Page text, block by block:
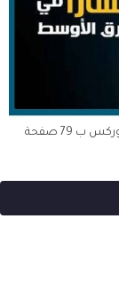
الكتاب عبارة عن مقدمة إحترافية عن سوق العملات - الفوركس ب 79 صفحة